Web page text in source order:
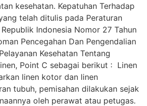
kesehatan. Kepatuhan Terhadap
telah ditulis pada Peraturan
Indonesia Nomor 27 Tahun
Pencegahan Dan Pengendalian
Kesehatan Tentang
Point C sebagai berikut : Linen
linen kotor dan linen
tubuh, pemisahan dilakukan sejak
oleh perawat atau petugas.